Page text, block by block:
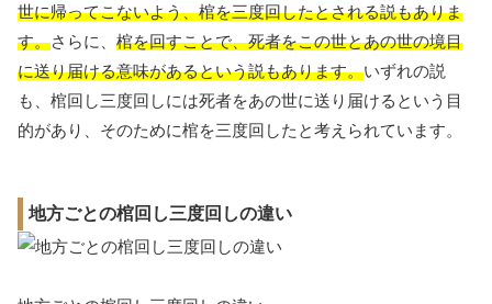
世に帰ってこないよう、棺を三度回したとされる説もありま
す。さらに、 棺を回すことで、死者をこの世とあの世の境目
に送り届ける意味があるという説もあります。いずれの説
も、棺回し三度回しには死者をあの世に送り届けるという目
的があり、そのために棺を三度回したと考えられています。
地方ごとの棺回し三度回しの違い